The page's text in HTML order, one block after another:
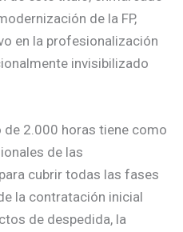
de la FP,
en la profesionalización
invisibilizado
2.000 horas tiene como
de las
cubrir todas las fases
la contratación inicial
de despedida, la